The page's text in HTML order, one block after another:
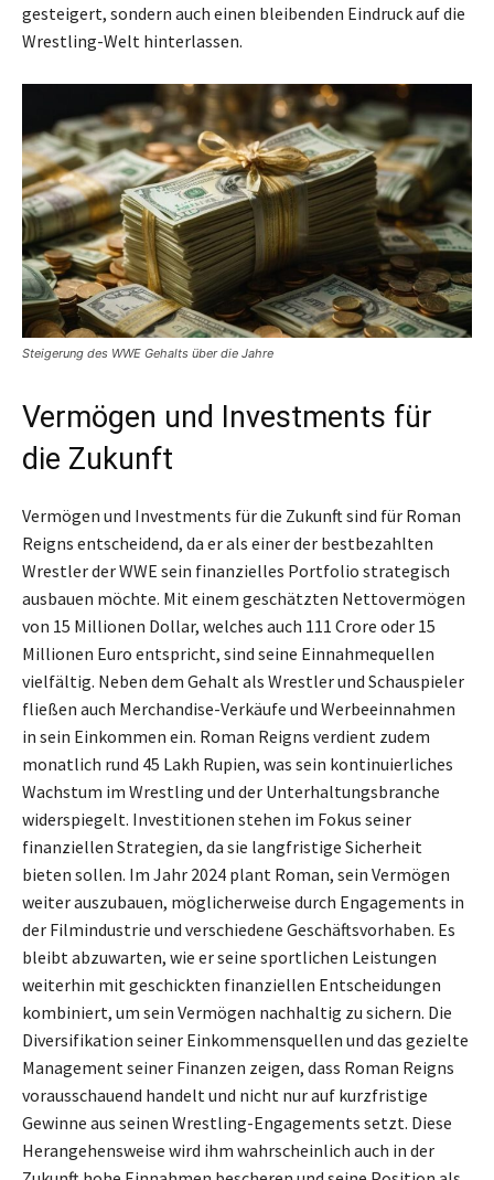
gesteigert, sondern auch einen bleibenden Eindruck auf die
Wrestling-Welt hinterlassen.
Steigerung des WWE Gehalts über die Jahre
Vermögen und Investments für
die Zukunft
Vermögen und Investments für die Zukunft sind für Roman
Reigns entscheidend, da er als einer der bestbezahlten
Wrestler der WWE sein finanzielles Portfolio strategisch
ausbauen möchte. Mit einem geschätzten Nettovermögen
von 15 Millionen Dollar, welches auch 111 Crore oder 15
Millionen Euro entspricht, sind seine Einnahmequellen
vielfältig. Neben dem Gehalt als Wrestler und Schauspieler
fließen auch Merchandise-Verkäufe und Werbeeinnahmen
in sein Einkommen ein. Roman Reigns verdient zudem
monatlich rund 45 Lakh Rupien, was sein kontinuierliches
Wachstum im Wrestling und der Unterhaltungsbranche
widerspiegelt. Investitionen stehen im Fokus seiner
finanziellen Strategien, da sie langfristige Sicherheit
bieten sollen. Im Jahr 2024 plant Roman, sein Vermögen
weiter auszubauen, möglicherweise durch Engagements in
der Filmindustrie und verschiedene Geschäftsvorhaben. Es
bleibt abzuwarten, wie er seine sportlichen Leistungen
weiterhin mit geschickten finanziellen Entscheidungen
kombiniert, um sein Vermögen nachhaltig zu sichern. Die
Diversifikation seiner Einkommensquellen und das gezielte
Management seiner Finanzen zeigen, dass Roman Reigns
vorausschauend handelt und nicht nur auf kurzfristige
Gewinne aus seinen Wrestling-Engagements setzt. Diese
Herangehensweise wird ihm wahrscheinlich auch in der